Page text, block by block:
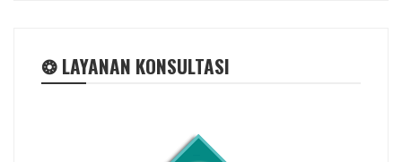
❂ LAYANAN KONSULTASI